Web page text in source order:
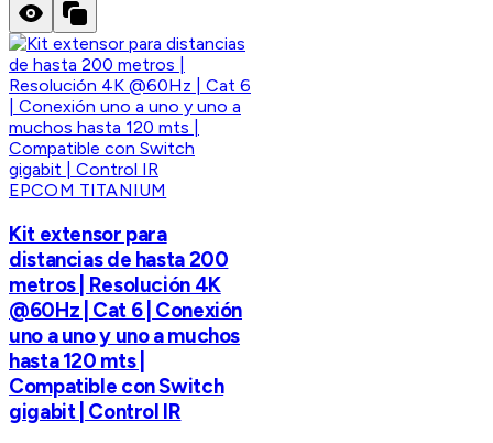
EPCOM TITANIUM
Kit extensor para
distancias de hasta 200
metros | Resolución 4K
@60Hz | Cat 6 | Conexión
uno a uno y uno a muchos
hasta 120 mts |
Compatible con Switch
gigabit | Control IR